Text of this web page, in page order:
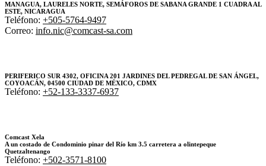
MANAGUA, LAURELES NORTE, SEMÁFOROS DE SABANA GRANDE 1 CUADRA AL
ESTE, NICARAGUA
Teléfono: +505-5764-9497
Correo: info.nic@comcast-sa.com
PERIFERICO SUR 4302, OFICINA 201 JARDINES DEL PEDREGAL DE SAN ÁNGEL,
COYOACÁN, 04500 CIUDAD DE MÉXICO, CDMX
Teléfono: +52-133-3337-6937
Comcast Xela
A un costado de Condominio pinar del Río km 3.5 carretera a olintepeque
Quetzaltenango
Teléfono: +502-3571-8100